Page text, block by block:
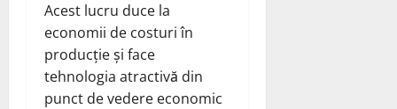
Acest lucru duce la
economii de costuri în
producție și face
tehnologia atractivă din
punct de vedere economic